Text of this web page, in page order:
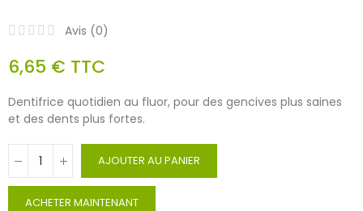
Avis (0)
6,65 € TTC
Dentifrice quotidien au fluor, pour des gencives plus saines
et des dents plus fortes.
AJOUTER AU PANIER
ACHETER MAINTENANT